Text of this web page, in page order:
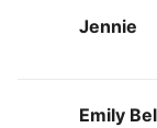
Jennie
Emily